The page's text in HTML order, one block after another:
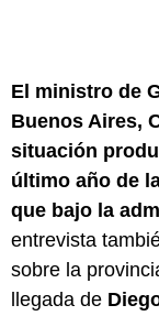
El ministro de
Buenos Aires,
situación
último año de
que bajo la
entrevista
sobre la
llegada de